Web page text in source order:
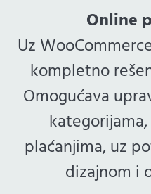
Online
Uz
kompletno
Omogućava
plaćanjima, uz
dizajnom i